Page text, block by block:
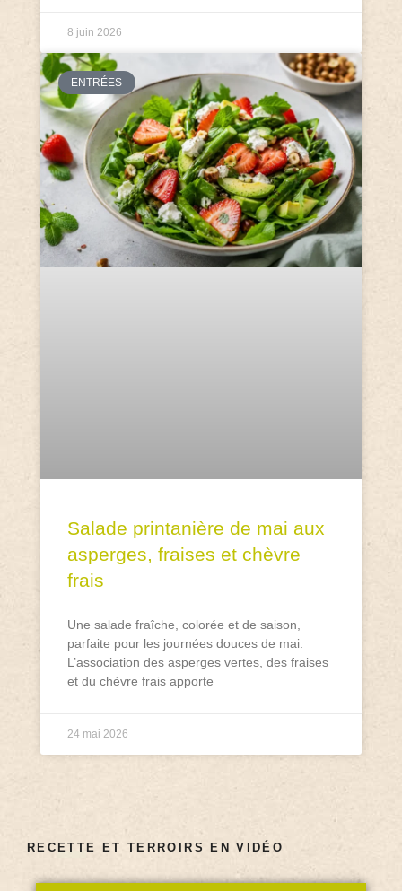
8 juin 2026
ENTRÉES
Salade printanière de mai aux
asperges, fraises et chèvre
frais
Une salade fraîche, colorée et de saison,
parfaite pour les journées douces de mai.
L’association des asperges vertes, des fraises
et du chèvre frais apporte
24 mai 2026
RECETTE ET TERROIRS EN VIDÉO